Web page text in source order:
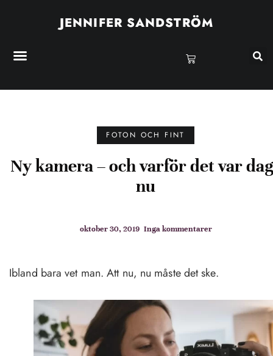
JENNIFER SANDSTRÖM
FOTON OCH FINT
Ny kamera – och varför det var
nu
oktober 30, 2019 Inga kommentarer
Ibland bara vet man. Att nu, nu måste det ske.